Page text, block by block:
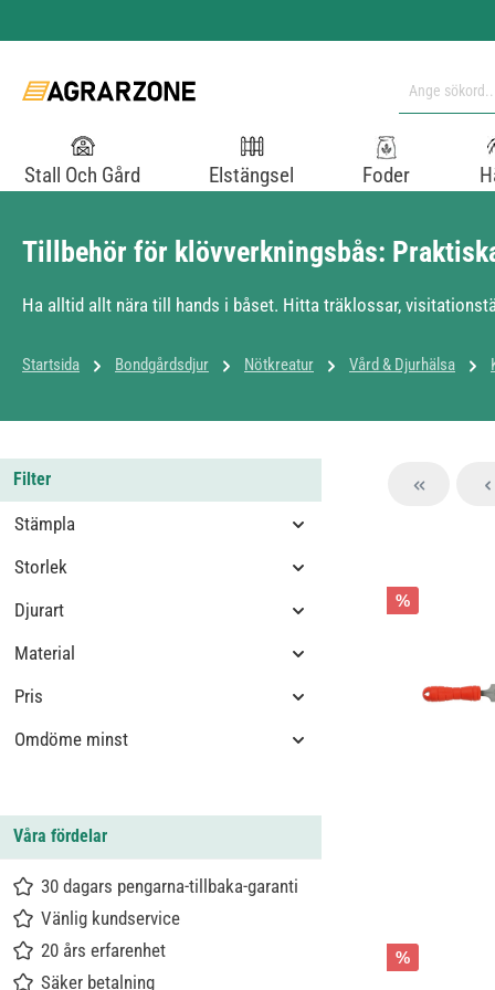
Stall Och Gård Elstängsel Foder
Tillbehör för klövverkningsbås:
Ha alltid allt nära till hands i båset. Hitta träklossar,
Startsida Bondgårdsdjur Nötkreatur Vård & Djurhälsa
Filter
Stämpla
Storlek
Djurart
Material
Pris
Omdöme minst
Våra fördelar
30 dagars pengarna-tillbaka-garanti
Vänlig kundservice
20 års erfarenhet
Säker betalning
%
%